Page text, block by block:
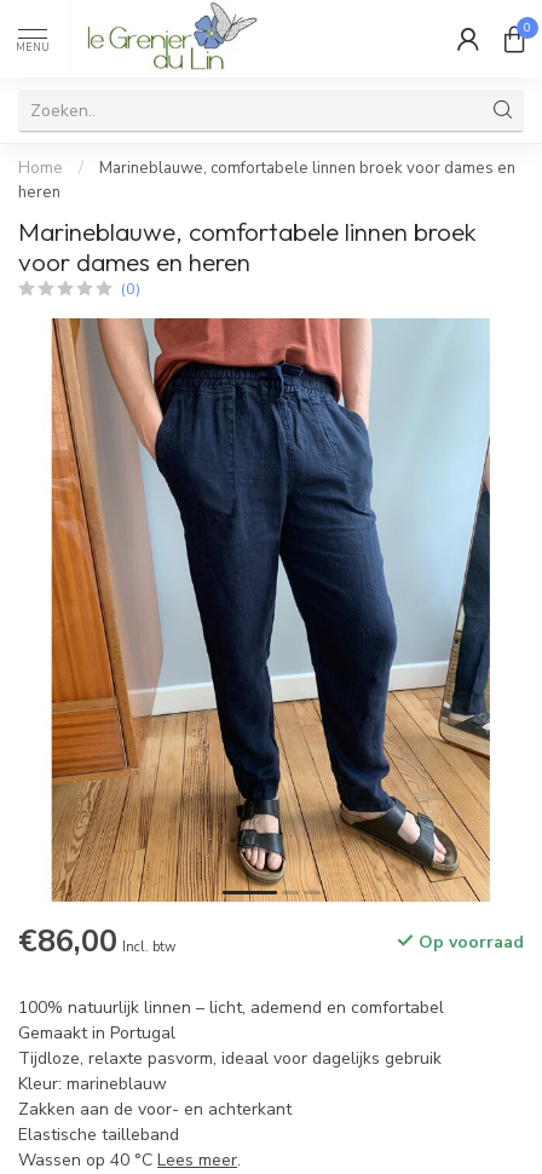
MENU
0
Home /
Marineblauwe, comfortabele linnen broek voor dames en
heren
Marineblauwe, comfortabele linnen broek
voor dames en heren
(0)
€86,00 Incl. btw Op voorraad
100% natuurlijk linnen – licht, ademend en comfortabel
Gemaakt in Portugal
Tijdloze, relaxte pasvorm, ideaal voor dagelijks gebruik
Kleur: marineblauw
Zakken aan de voor- en achterkant
Elastische tailleband
Wassen op 40 °C Lees meer.